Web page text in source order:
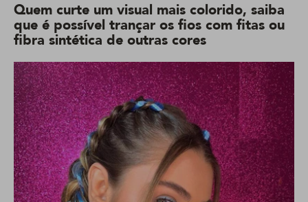
Quem curte um visual mais colorido, saiba
que é possível trançar os fios com fitas ou
fibra sintética de outras cores